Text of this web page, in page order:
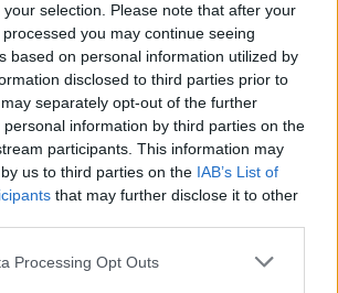
selection. Please note that after your
you may continue seeing
based on personal information utilized by
disclosed to third parties prior to
separately opt-out of the further
information by third parties on the
participants. This information may
us to third parties on the IAB’s List of
that may further disclose it to other
website/app uses one or more Google
Processing Opt Outs